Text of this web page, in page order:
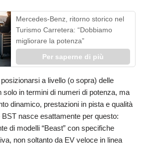
Mercedes-Benz, ritorno storico nel
Turismo Carretera: “Dobbiamo
migliorare la potenza”
Per saperne di più
a livello (o sopra) delle
solo in termini di numeri di potenza, ma
dinamico, prestazioni in pista e qualità
nasce esattamente per questo:
di modelli “Beast” con specifiche
non soltanto da EV veloce in linea